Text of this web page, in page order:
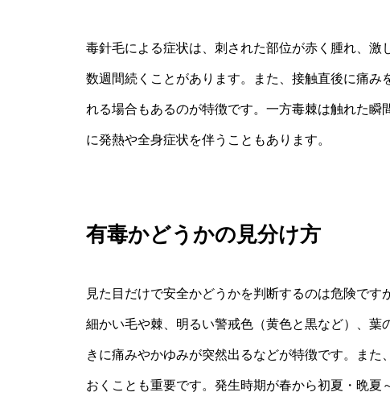
毒針毛による症状は、刺された部位が赤く腫れ、
数週間続くことがあります。また、接触直後に痛
れる場合もあるのが特徴です。一方毒棘は触れた
に発熱や全身症状を伴うこともあります。
有毒かどうかの見分け方
見た目だけで安全かどうかを判断するのは危険で
細かい毛や棘、明るい警戒色（黄色と黒など）、
きに痛みやかゆみが突然出るなどが特徴です。ま
おくことも重要です。発生時期が春から初夏・晩夏